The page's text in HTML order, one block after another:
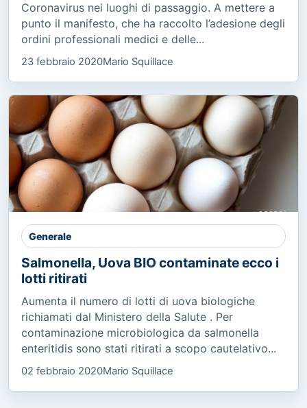
Coronavirus nei luoghi di passaggio. A mettere a
punto il manifesto, che ha raccolto l’adesione degli
ordini professionali medici e delle...
23 febbraio 2020Mario Squillace
Generale
Salmonella, Uova BIO contaminate ecco i
lotti ritirati
Aumenta il numero di lotti di uova biologiche
richiamati dal Ministero della Salute . Per
contaminazione microbiologica da salmonella
enteritidis sono stati ritirati a scopo cautelativo...
02 febbraio 2020Mario Squillace